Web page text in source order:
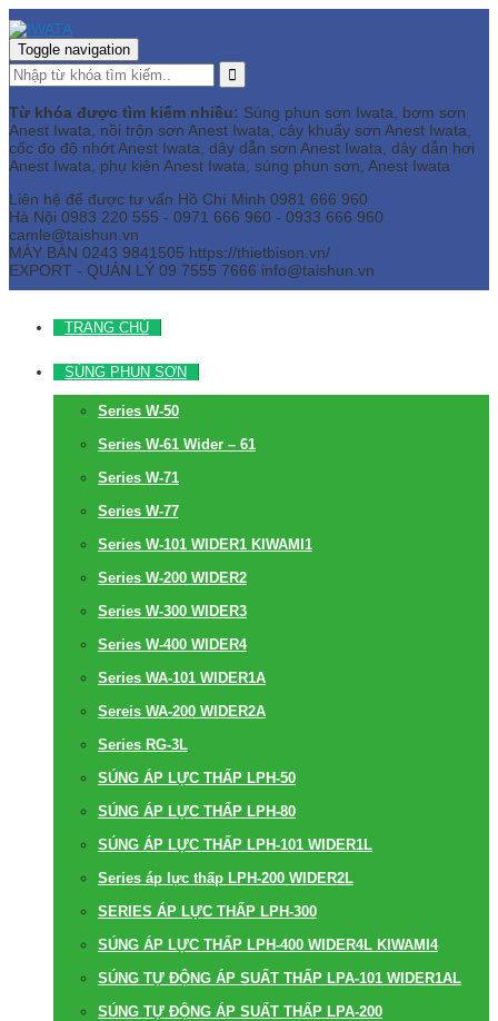
Toggle navigation
Từ khóa được tìm kiếm nhiều: Súng phun sơn Iwata, bơm sơn
Anest Iwata, nồi trộn sơn Anest Iwata, cây khuấy sơn Anest Iwata,
cốc đo độ nhớt Anest Iwata, dây dẫn sơn Anest Iwata, dây dẫn hơi
Anest Iwata, phụ kiện Anest Iwata, súng phun sơn, Anest Iwata
Liên hệ để được tư vấn Hồ Chí Minh 0981 666 960
Hà Nội 0983 220 555 - 0971 666 960 - 0933 666 960
camle@taishun.vn
MÁY BÀN 0243 9841505 https://thietbison.vn/
EXPORT - QUẢN LÝ 09 7555 7666 info@taishun.vn
TRANG CHỦ
SÚNG PHUN SƠN
Series W-50
Series W-61 Wider – 61
Series W-71
Series W-77
Series W-101 WIDER1 KIWAMI1
Series W-200 WIDER2
Series W-300 WIDER3
Series W-400 WIDER4
Series WA-101 WIDER1A
Sereis WA-200 WIDER2A
Series RG-3L
SÚNG ÁP LỰC THẤP LPH-50
SÚNG ÁP LỰC THẤP LPH-80
SÚNG ÁP LỰC THẤP LPH-101 WIDER1L
Series áp lực thấp LPH-200 WIDER2L
SERIES ÁP LỰC THẤP LPH-300
SÚNG ÁP LỰC THẤP LPH-400 WIDER4L KIWAMI4
SÚNG TỰ ĐỘNG ÁP SUẤT THẤP LPA-101 WIDER1AL
SÚNG TỰ ĐỘNG ÁP SUẤT THẤP LPA-200